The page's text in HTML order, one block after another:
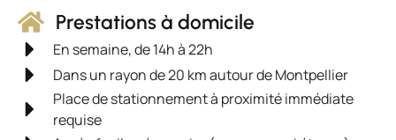
Prestations à domicile
En semaine, de 14h à 22h
Dans un rayon de 20 km autour de Montpellier
Place de stationnement à proximité immédiate
requise